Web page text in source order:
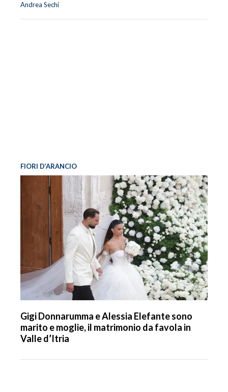
Andrea Sechi
FIORI D’ARANCIO
Gigi Donnarumma e Alessia Elefante sono
marito e moglie, il matrimonio da favola in
Valle d’Itria